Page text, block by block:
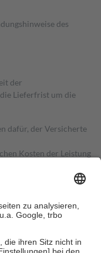
des
der
Lieferfrist um die
dafür, der Versicherte
Kosten der Leistung